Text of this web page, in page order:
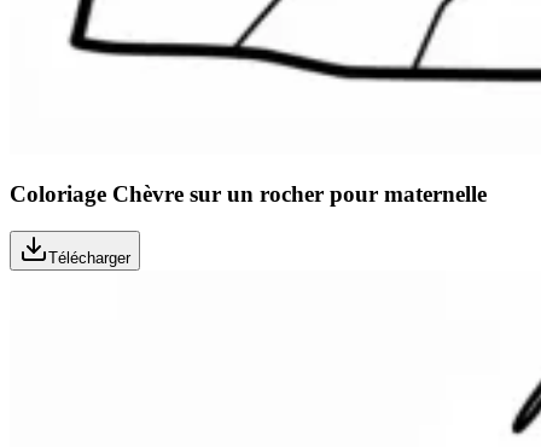
Coloriage Chèvre sur un rocher pour maternelle
Télécharger